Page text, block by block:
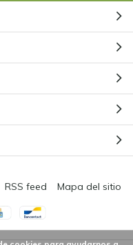
RSS feed Mapa del sitio